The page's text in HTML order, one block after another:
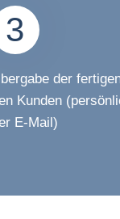
3
der
Kunden
E-Mail)